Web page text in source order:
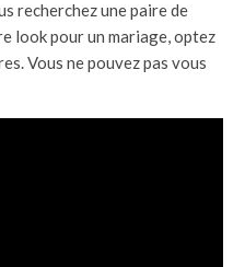
recherchez une paire de
look pour un mariage, optez
Vous ne pouvez pas vous